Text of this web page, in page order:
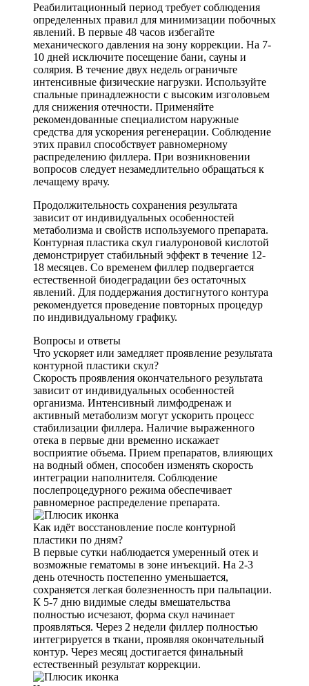
Реабилитационный период требует соблюдения
определенных правил для минимизации побочных
явлений. В первые 48 часов избегайте
механического давления на зону коррекции. На 7-
10 дней исключите посещение бани, сауны и
солярия. В течение двух недель ограничьте
интенсивные физические нагрузки. Используйте
спальные принадлежности с высоким изголовьем
для снижения отечности. Применяйте
рекомендованные специалистом наружные
средства для ускорения регенерации. Соблюдение
этих правил способствует равномерному
распределению филлера. При возникновении
вопросов следует незамедлительно обращаться к
лечащему врачу.
Продолжительность сохранения результата
зависит от индивидуальных особенностей
метаболизма и свойств используемого препарата.
Контурная пластика скул гиалуроновой кислотой
демонстрирует стабильный эффект в течение 12-
18 месяцев. Со временем филлер подвергается
естественной биодеградации без остаточных
явлений. Для поддержания достигнутого контура
рекомендуется проведение повторных процедур
по индивидуальному графику.
Вопросы и ответы
Что ускоряет или замедляет проявление результата
контурной пластики скул?
Скорость проявления окончательного результата
зависит от индивидуальных особенностей
организма. Интенсивный лимфодренаж и
активный метаболизм могут ускорить процесс
стабилизации филлера. Наличие выраженного
отека в первые дни временно искажает
восприятие объема. Прием препаратов, влияющих
на водный обмен, способен изменять скорость
интеграции наполнителя. Соблюдение
послепроцедурного режима обеспечивает
равномерное распределение препарата.
Как идёт восстановление после контурной
пластики по дням?
В первые сутки наблюдается умеренный отек и
возможные гематомы в зоне инъекций. На 2-3
день отечность постепенно уменьшается,
сохраняется легкая болезненность при пальпации.
К 5-7 дню видимые следы вмешательства
полностью исчезают, форма скул начинает
проявляться. Через 2 недели филлер полностью
интегрируется в ткани, проявляя окончательный
контур. Через месяц достигается финальный
естественный результат коррекции.